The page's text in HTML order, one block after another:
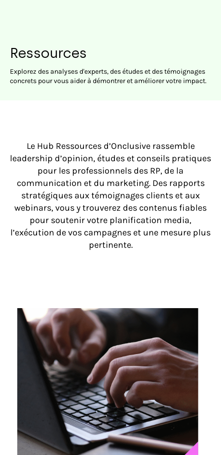
Ressources
Explorez des analyses d'experts, des études et des témoignages
concrets pour vous aider à démontrer et améliorer votre impact.
Le Hub Ressources d’Onclusive rassemble
leadership d’opinion, études et conseils pratiques
pour les professionnels des RP, de la
communication et du marketing. Des rapports
stratégiques aux témoignages clients et aux
webinars, vous y trouverez des contenus fiables
pour soutenir votre planification media,
l’exécution de vos campagnes et une mesure plus
pertinente.